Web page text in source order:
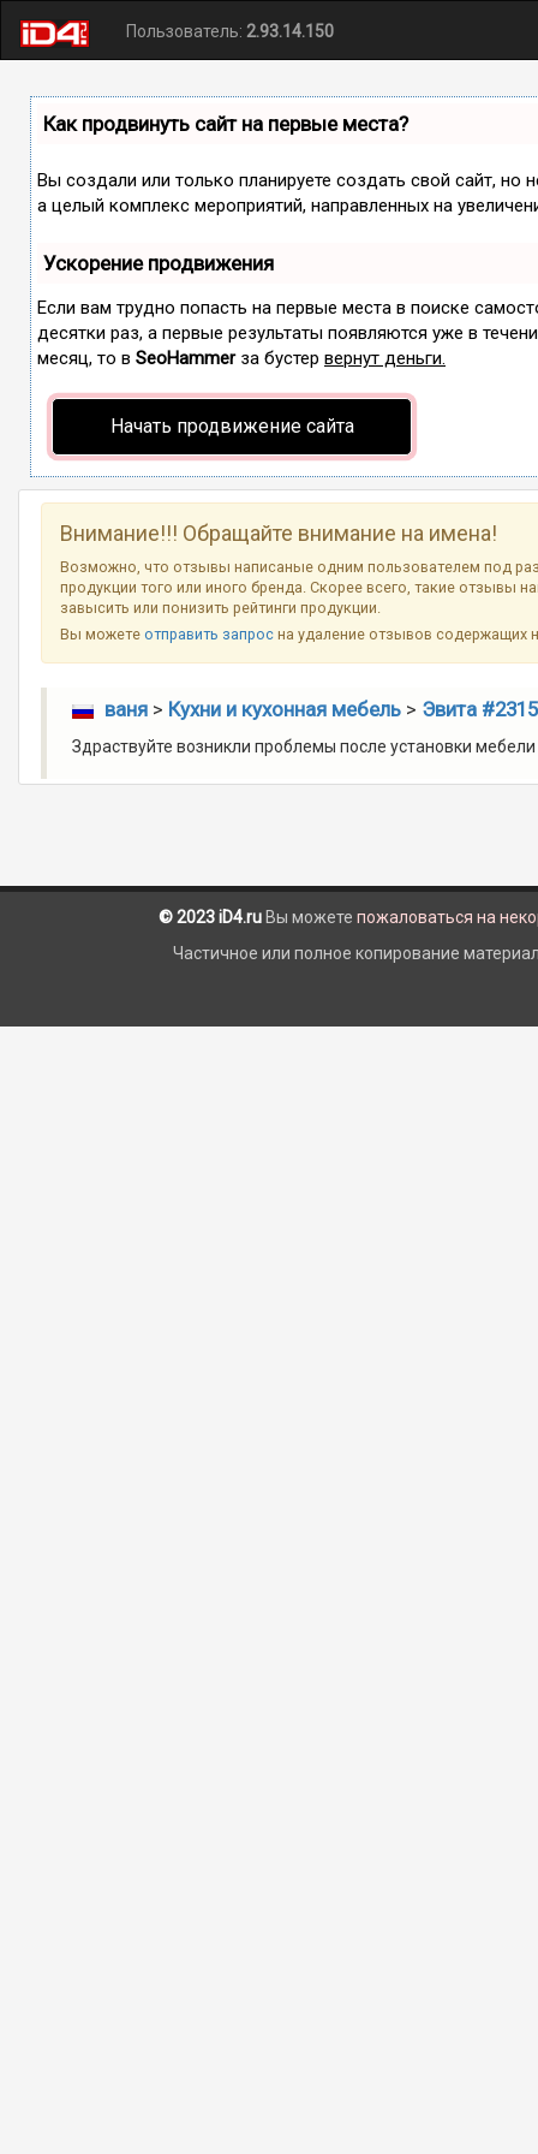
Пользователь: 2.93.14.150
Как продвинуть сайт на первые места?
Вы создали или только планируете создать свой сайт, но
а целый комплекс мероприятий, направленных на
Ускорение продвижения
Если вам трудно попасть на первые места в поиске
десятки раз, а первые результаты появляются уже в
месяц, то в SeoHammerза бустер вернут деньги.
Начать продвижение сайта
Внимание!!! Обращайте внимание на имена!
Возможно, что отзывы написаные одним пользователем под
продукции того или иного бренда. Скорее всего, такие отзывы
завысить или понизить рейтинги продукции.
Вы можетеотправить запрос на удаление отзывов
ваня> Кухни и кухонная мебель> Эвита
Здраствуйте возникли проблемы после установки
© 2023 iD4.ru Вы можете пожаловаться на
Частичное или полное копирование